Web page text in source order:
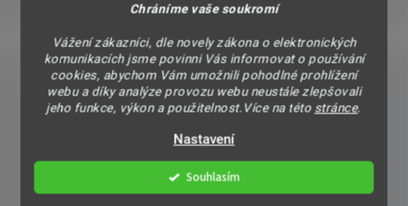
Chráníme vaše soukromí
Vážení zákazníci, dle novely zákona o elektronických
komunikacích jsme povinni Vás informovat o používání
cookies, abychom Vám umožnili pohodlné prohlížení
webu a díky analýze provozu webu neustále zlepšovali
jeho funkce, výkon a použitelnost.Více na této stránce.
Nastavení
Souhlasím